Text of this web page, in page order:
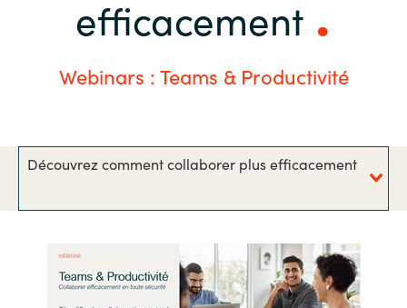
Bulgaria
Czechia
Estonia
Finland
France
Germany
Nous contacter
efficacement
Webinars : Teams & Productivité
Découvrez comment collaborer plus efficacement